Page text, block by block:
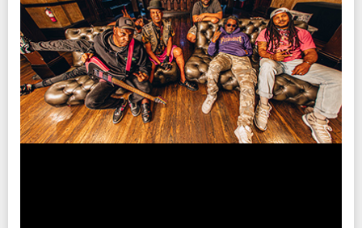
期間：6/25(木)12:00～7/7(火)23:59
CNプレイガイド
期間：6/26(金)12:00～7/7(火)23:59
注意事項
※公演の延期、中止以外での払い戻しはいたしません。
※未就学児(6歳未満)のご入場はお断りいたします。
INFO
キョードー東海：052-972-7466
チケット先行
クリエイティブマン 3A 会員先行
期間：6/20(土)15:00～6/24(水)18:00
クリエイティブマン モバイル 会員先行
期間：6/20(土)18:00～6/24(水)18:00
イープラス
期間：7/1(水)12:00～7/5(日)23:59
チケットぴあ
期間：6/25(木)12:00～7/2(木)23:59